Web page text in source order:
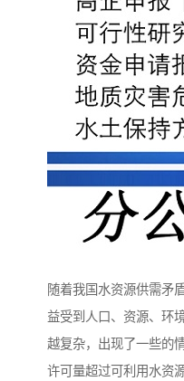
随着我国水资源供需矛
益受到人口、资源、环
越复杂，出现了一些的
许可量超过可利用水资